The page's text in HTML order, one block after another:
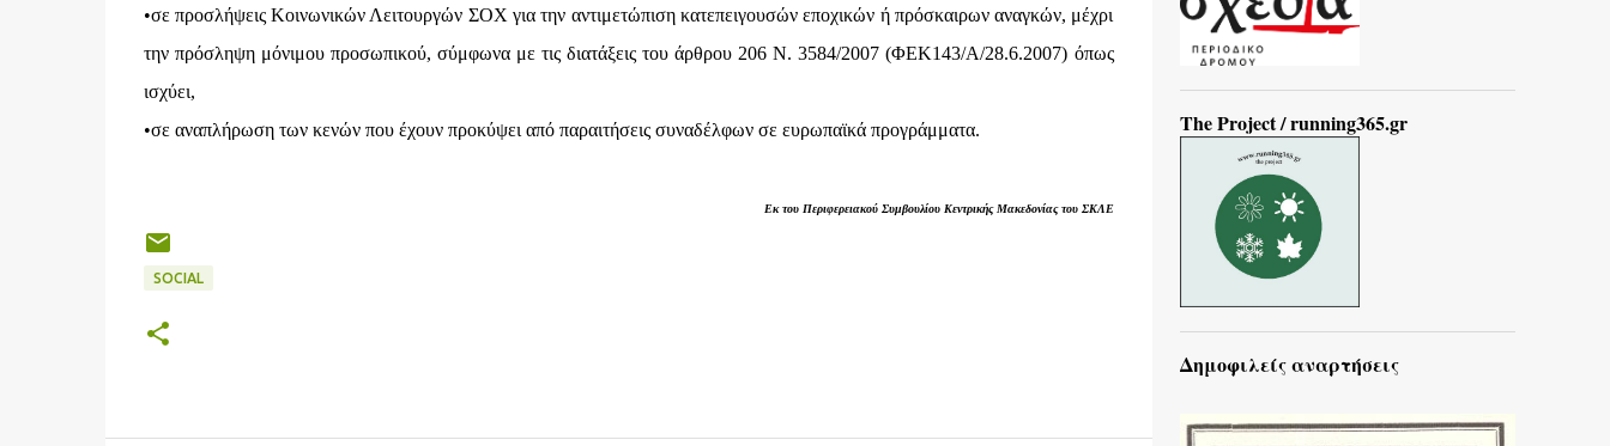
•σε προσλήψεις Κοινωνικών Λειτουργών ΣΟΧ για την αντιμετώπιση κατεπειγουσών εποχικών ή πρόσκαιρων αναγκών, μέχρι
την πρόσληψη μόνιμου προσωπικού, σύμφωνα με τις διατάξεις του άρθρου 206 Ν. 3584/2007 (ΦΕΚ143/Α/28.6.2007) όπως
ισχύει,
•σε αναπλήρωση των κενών που έχουν προκύψει από παραιτήσεις συναδέλφων σε ευρωπαϊκά προγράμματα.
Εκ του Περιφερειακού Συμβουλίου Κεντρικής Μακεδονίας του ΣΚΛΕ
SOCIAL
The Project / running365.gr
Δημοφιλείς αναρτήσεις